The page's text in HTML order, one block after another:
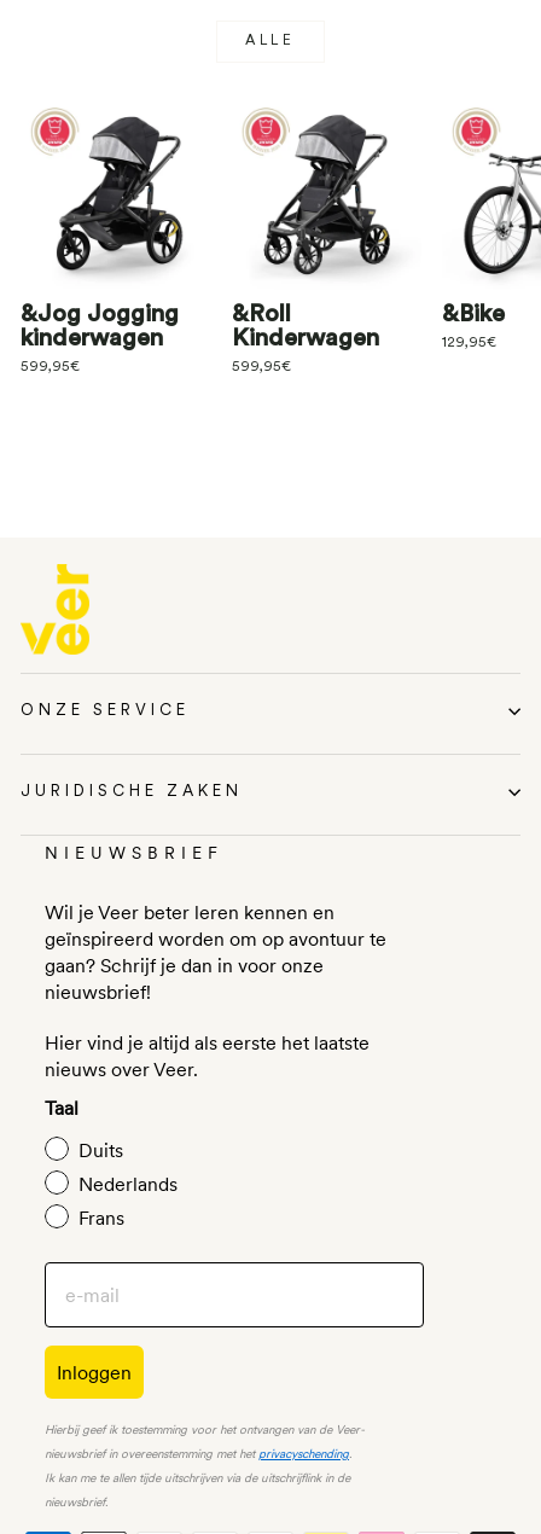
ALLE
&Jog Jogging
kinderwagen
599,95€
&Roll
Kinderwagen
599,95€
&Bike
129,95€
ONZE SERVICE
JURIDISCHE ZAKEN
NIEUWSBRIEF
Wil je Veer beter leren kennen en
geïnspireerd worden om op avontuur te
gaan? Schrijf je dan in voor onze
nieuwsbrief!
Hier vind je altijd als eerste het laatste
nieuws over Veer.
Taal
Duits
Nederlands
Frans
Inloggen
Hierbij geef ik toestemming voor het ontvangen van de Veer-
nieuwsbrief in overeenstemming met hetprivacyschending.
Ik kan me te allen tijde uitschrijven via de uitschrijflink in de
nieuwsbrief.